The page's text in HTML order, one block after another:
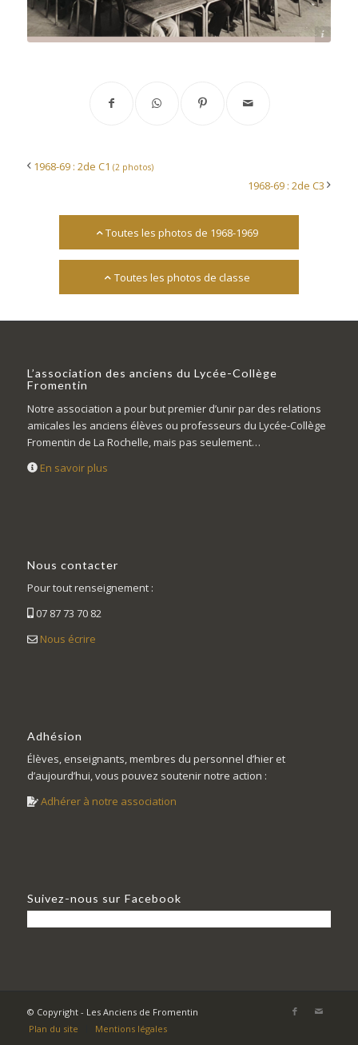
Archives départementales 17
1968-69 : 2de C1 (2 photos)
1968-69 : 2de C3
Toutes les photos de 1968-1969
Toutes les photos de classe
L’association des anciens du Lycée-Collège
Fromentin
Notre association a pour but premier d’unir par des relations
amicales les anciens élèves ou professeurs du Lycée-Collège
Fromentin de La Rochelle, mais pas seulement…
En savoir plus
Nous contacter
Pour tout renseignement :
07 87 73 70 82
Nous écrire
Adhésion
Élèves, enseignants, membres du personnel d’hier et
d’aujourd’hui, vous pouvez soutenir notre action :
Adhérer à notre association
Suivez-nous sur Facebook
© Copyright - Les Anciens de Fromentin
Plan du site
Mentions légales